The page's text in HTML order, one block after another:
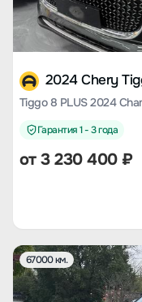
2024 Chery
Гарантия 1 - 3 года
от3 230 400₽
67000 км.